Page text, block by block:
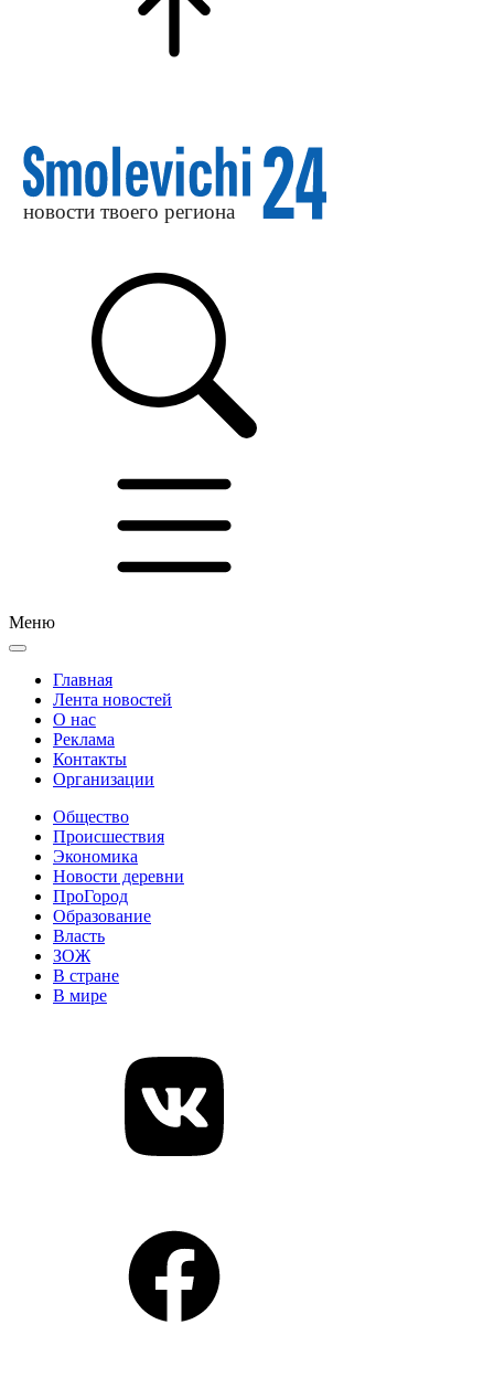
Меню
Главная
Лента новостей
О нас
Реклама
Контакты
Организации
Общество
Происшествия
Экономика
Новости деревни
ПроГород
Образование
Власть
ЗОЖ
В стране
В мире